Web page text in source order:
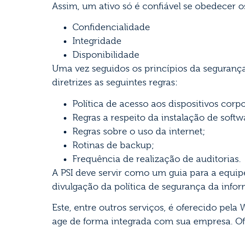
Assim, um ativo só é confiável se obedecer
Confidencialidade
Integridade
Disponibilidade
Uma vez seguidos os princípios da
diretrizes as seguintes regras:
Política de acesso aos dispositivos
Regras a respeito da instalação de
Regras sobre o uso da internet;
Rotinas de backup;
Frequência de realização de auditorias.
A PSI deve servir como um guia para a
divulgação da política de segurança da
Este, entre outros serviços, é oferecido pela
age de forma integrada com sua empresa.